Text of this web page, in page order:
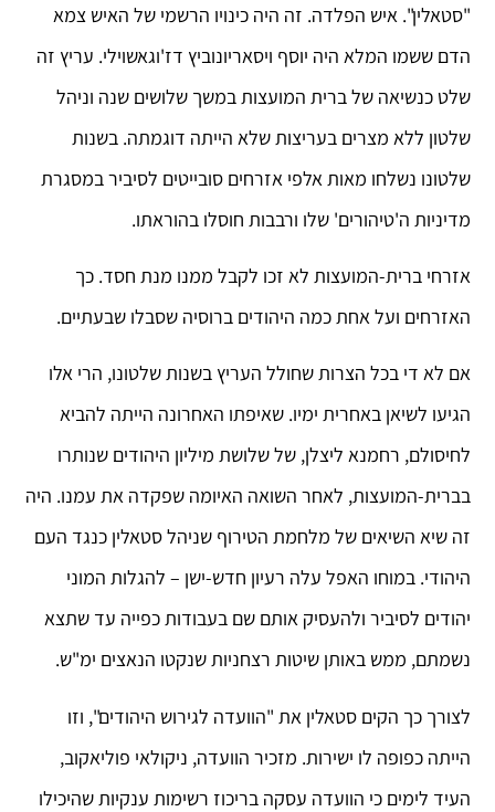
"סטאלין". איש הפלדה. זה היה כינויו הרשמי של האיש צמא
הדם ששמו המלא היה יוסף ויסאריונוביץ דז'וגאשוילי. עריץ זה
שלט כנשיאה של ברית המועצות במשך שלושים שנה וניהל
שלטון ללא מצרים בעריצות שלא הייתה דוגמתה. בשנות
שלטונו נשלחו מאות אלפי אזרחים סובייטים לסיביר במסגרת
מדיניות ה'טיהורים' שלו ורבבות חוסלו בהוראתו.
אזרחי ברית-המועצות לא זכו לקבל ממנו מנת חסד. כך
האזרחים ועל אחת כמה היהודים ברוסיה שסבלו שבעתיים.
אם לא די בכל הצרות שחולל העריץ בשנות שלטונו, הרי אלו
הגיעו לשיאן באחרית ימיו. שאיפתו האחרונה הייתה להביא
לחיסולם, רחמנא ליצלן, של שלושת מיליון היהודים שנותרו
בברית-המועצות, לאחר השואה האיומה שפקדה את עמנו. היה
זה שיא השיאים של מלחמת הטירוף שניהל סטאלין כנגד העם
היהודי. במוחו האפל עלה רעיון חדש-ישן – להגלות המוני
יהודים לסיביר ולהעסיק אותם שם בעבודות כפייה עד שתצא
נשמתם, ממש באותן שיטות רצחניות שנקטו הנאצים ימ"ש.
לצורך כך הקים סטאלין את "הוועדה לגירוש היהודים", וזו
הייתה כפופה לו ישירות. מזכיר הוועדה, ניקולאי פוליאקוב,
העיד לימים כי הוועדה עסקה בריכוז רשימות ענקיות שהיכילו